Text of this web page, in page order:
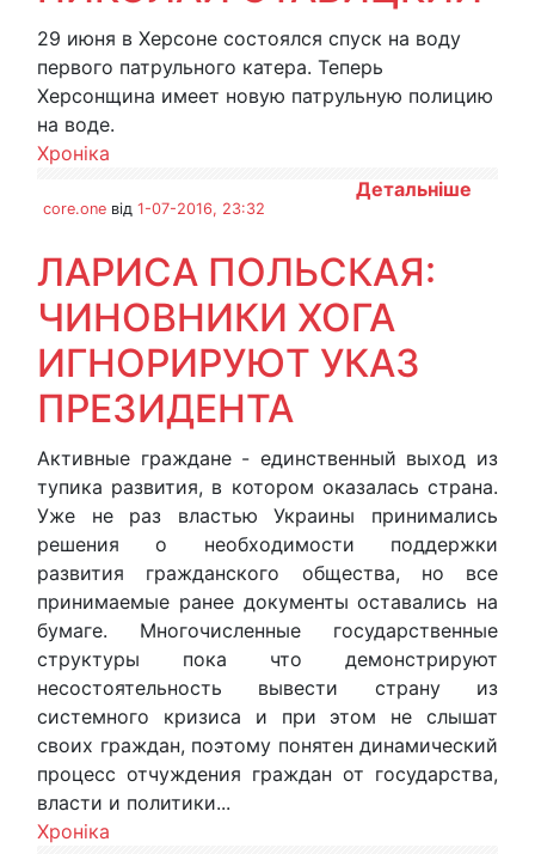
29 июня в Херсоне состоялся спуск на воду
первого патрульного катера. Теперь
Херсонщина имеет новую патрульную полицию
на воде.
Хроніка
Детальніше
core.one від 1-07-2016, 23:32
ЛАРИСА ПОЛЬСКАЯ:
ЧИНОВНИКИ ХОГА
ИГНОРИРУЮТ УКАЗ
ПРЕЗИДЕНТА
Активные граждане - единственный выход из
тупика развития, в котором оказалась страна.
Уже не раз властью Украины принимались
решения о необходимости поддержки
развития гражданского общества, но все
принимаемые ранее документы оставались на
бумаге. Многочисленные государственные
структуры пока что демонстрируют
несостоятельность вывести страну из
системного кризиса и при этом не слышат
своих граждан, поэтому понятен динамический
процесс отчуждения граждан от государства,
власти и политики...
Хроніка